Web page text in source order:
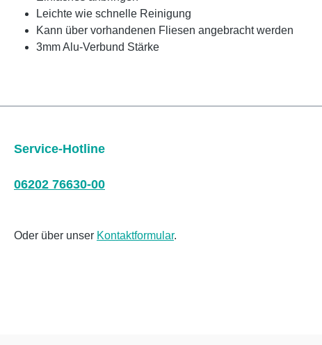
Leichte wie schnelle Reinigung
Kann über vorhandenen Fliesen angebracht werden
3mm Alu-Verbund Stärke
Service-Hotline
06202 76630-00
Oder über unser Kontaktformular.